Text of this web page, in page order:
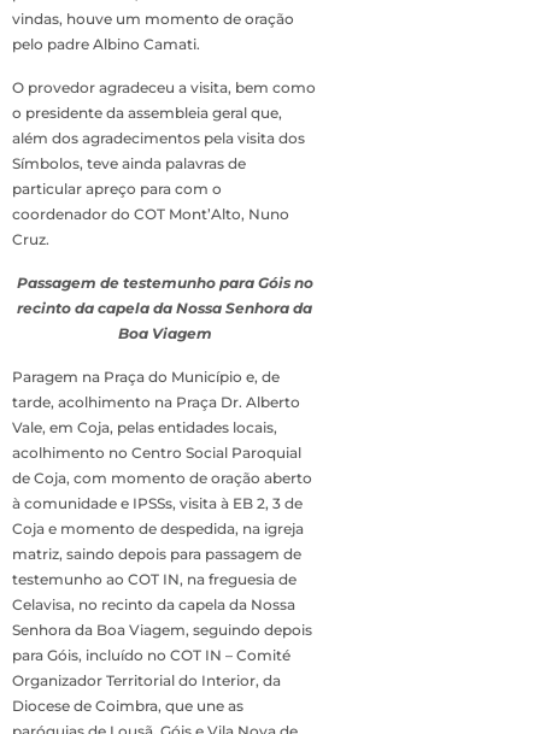
vindas, houve um momento de oração
pelo padre Albino Camati.
O provedor agradeceu a visita, bem como
o presidente da assembleia geral que,
além dos agradecimentos pela visita dos
Símbolos, teve ainda palavras de
particular apreço para com o
coordenador do COT Mont’Alto, Nuno
Cruz.
Passagem de testemunho para Góis no
recinto da capela da Nossa Senhora da
Boa Viagem
Paragem na Praça do Município e, de
tarde, acolhimento na Praça Dr. Alberto
Vale, em Coja, pelas entidades locais,
acolhimento no Centro Social Paroquial
de Coja, com momento de oração aberto
à comunidade e IPSSs, visita à EB 2, 3 de
Coja e momento de despedida, na igreja
matriz, saindo depois para passagem de
testemunho ao COT IN, na freguesia de
Celavisa, no recinto da capela da Nossa
Senhora da Boa Viagem, seguindo depois
para Góis, incluído no COT IN – Comité
Organizador Territorial do Interior, da
Diocese de Coimbra, que une as